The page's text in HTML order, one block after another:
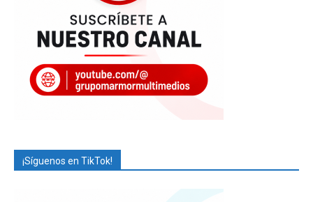
¡Síguenos en TikTok!